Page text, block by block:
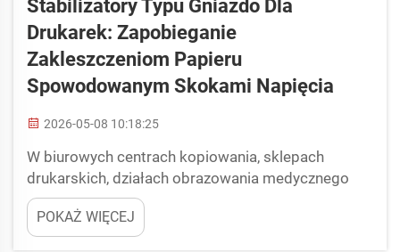
Stabilizatory Typu Gniazdo Dla
Drukarek: Zapobieganie
Zakleszczeniom Papieru
Spowodowanym Skokami Napięcia
2026-05-08 10:18:25
W biurowych centrach kopiowania, sklepach
drukarskich, działach obrazowania medycznego
oraz komercyjnych zakładach drukarskich —
wszędzie tam, gdzie codziennie drukowane są duże
objętości dokumentów — zakleszczenia papieru
POKAŻ WIĘCEJ